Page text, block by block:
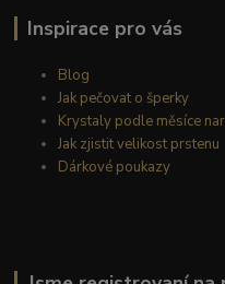
Inspirace pro vás
Blog
Jak pečovat o šperky
Krystaly podle měsíce
Jak zjistit velikost prstenu
Dárkové poukazy